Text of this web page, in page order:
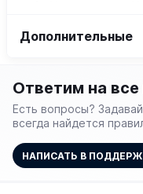
Дополнительные
Ответим на
Есть вопросы?
всегда найдется
НАПИСАТЬ В